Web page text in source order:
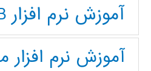
آموزش نرم افزار MATLAB
آموزش نرم افزار